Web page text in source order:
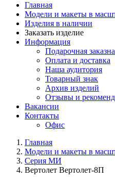
Главная
Модели и макеты в
Изделия в наличии
Заказать изделие
Информация
Подарочная
Оплата и доставка
Наша аудитория
Товарный знак
Архив изделий
Отзывы и
Вакансии
Контакты
Офис
Главная
Модели и макеты в
Серия МИ
Вертолет Вертолет-8П